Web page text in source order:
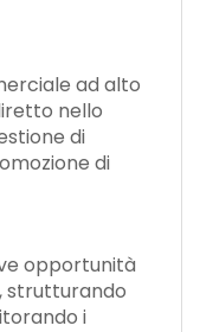
ad alto
nello
di
di
opportunità
strutturando
i